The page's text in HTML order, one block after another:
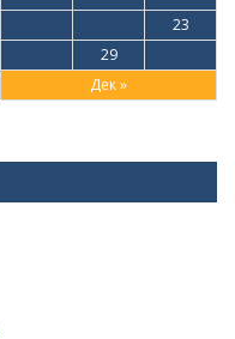
Дек »
23
29